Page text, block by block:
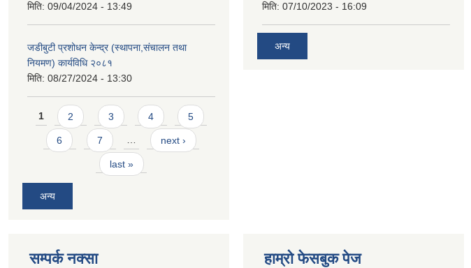
मिति: 09/04/2024 - 13:49
जडीबुटी प्रशोधन केन्द्र (स्थापना,संचालन तथा
नियमण) कार्यविधि २०८१
मिति: 08/27/2024 - 13:30
Pages
1 2 3 4 5
6 7 … next ›
last »
अन्य
मिति: 07/10/2023 - 16:09
अन्य
सम्पर्क नक्सा हाम्रो फेसबुक पेज